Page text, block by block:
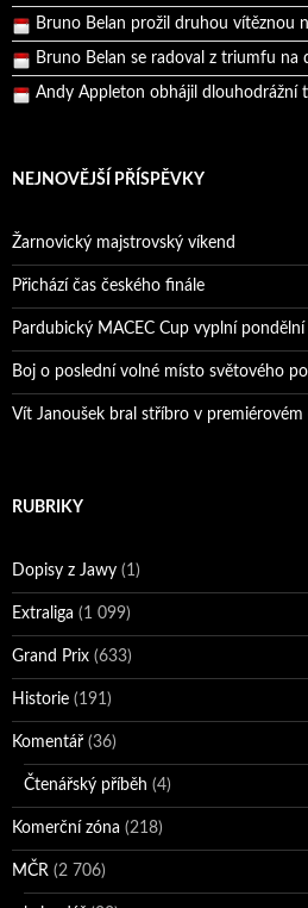
Bruno Belan prožil druhou vítěznou
Bruno Belan se radoval z triumfu na
Andy Appleton obhájil dlouhodrážní
NEJNOVĚJŠÍ PŘÍSPĚVKY
Žarnovický majstrovský víkend
Přichází čas českého finále
Pardubický MACEC Cup vyplní
Boj o poslední volné místo světového
Vít Janoušek bral stříbro v
RUBRIKY
Dopisy z Jawy (1)
Extraliga (1 099)
Grand Prix (633)
Historie (191)
Komentář (36)
Čtenářský příběh (4)
Komerční zóna (218)
MČR (2 706)